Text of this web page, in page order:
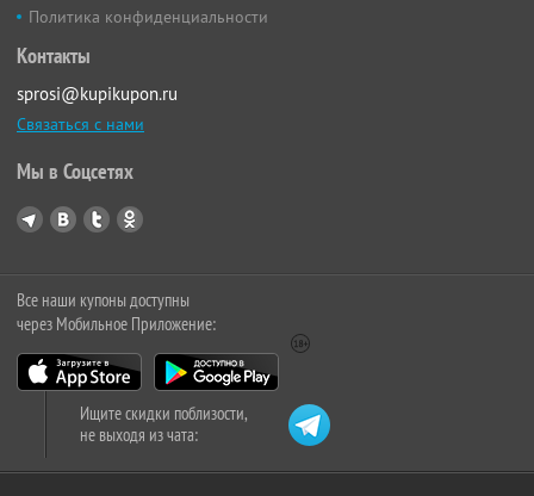
Политика конфиденциальности
Контакты
sprosi@kupikupon.ru
Связаться с нами
Мы в Соцсетях
Все наши купоны доступны
через Мобильное Приложение:
Ищите скидки поблизости,
не выходя из чата: